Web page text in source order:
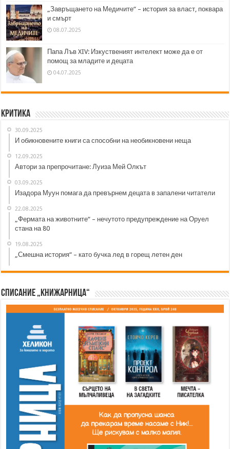
„Завръщането на Медичите“ – история за власт, поквара
и смърт
08.07.2025
Папа Лъв XIV: Изкуственият интелект може да е от
помощ за младите и децата
04.07.2025
Критика
30.09.2025
И обикновените книги са способни на необикновени неща
12.09.2025
Автори за препрочитане: Луиза Мей Олкът
03.09.2025
Изадора Муун помага да превърнем децата в запалени читатели
22.08.2025
„Фермата на животните“ – нечутото предупреждение на Оруел
стана на 80
19.08.2025
„Смешна история“ – като бучка лед в горещ летен ден
Списание „Книжарница“